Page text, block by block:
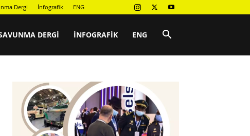
Dergi İnfografik ENG
DERGI İNFOGRAFIK ENG